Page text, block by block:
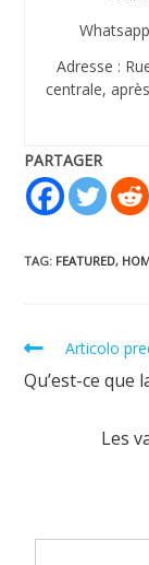
Adresse :
centrale,
PARTAGER
TAG: FEATURED,
Articolo
Qu’est-ce que
Les